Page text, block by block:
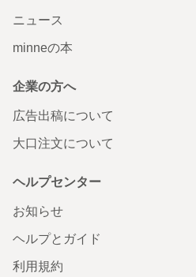
ニュース
minneの本
企業の方へ
広告出稿について
大口注文について
ヘルプセンター
お知らせ
ヘルプとガイド
利用規約